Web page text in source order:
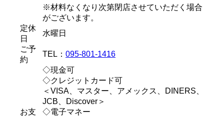
※材料なくなり次第閉店させていただく場合
がございます。
定休
日
水曜日
ご予
約
TEL： 095-801-1416
お支
◇現金可
◇クレジットカード可
＜VISA、マスター、アメックス、DINERS、
JCB、Discover＞
◇電子マネー